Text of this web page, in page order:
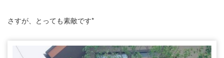
さすが、とっても素敵です*